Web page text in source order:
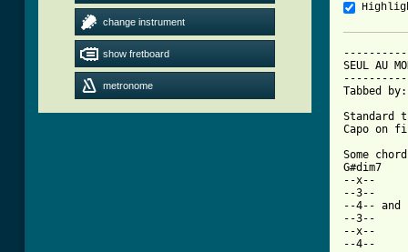
change instrument
show fretboard
metronome
SEUL AU
Tabbed
Standard
Capo on
Some
--x--
--3--
--4--
--3--
--x--
--4--